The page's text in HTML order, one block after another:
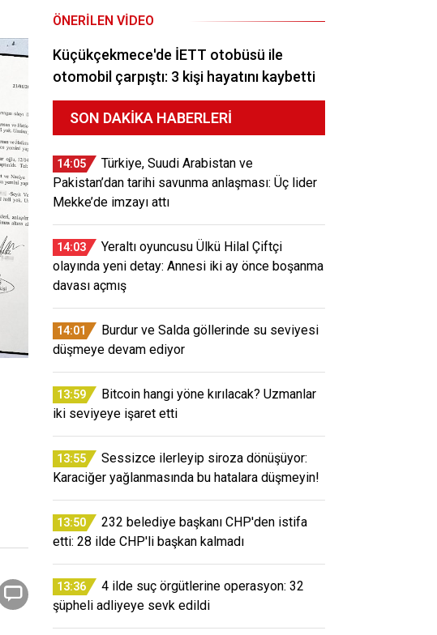
ÖNERILEN VIDEO
Küçükçekmece'de İETT otobüsü ile
otomobil çarpıştı: 3 kişi hayatını kaybetti
SON DAKIKA HABERLERI
14:05
Türkiye, Suudi Arabistan ve
Pakistan’dan tarihi savunma anlaşması: Üç lider
Mekke’de imzayı attı
14:03
Yeraltı oyuncusu Ülkü Hilal Çiftçi
olayında yeni detay: Annesi iki ay önce boşanma
davası açmış
14:01
Burdur ve Salda göllerinde su seviyesi
düşmeye devam ediyor
13:59
Bitcoin hangi yöne kırılacak? Uzmanlar
iki seviyeye işaret etti
13:55
Sessizce ilerleyip siroza dönüşüyor:
Karaciğer yağlanmasında bu hatalara düşmeyin!
13:50
232 belediye başkanı CHP'den istifa
etti: 28 ilde CHP'li başkan kalmadı
13:36
4 ilde suç örgütlerine operasyon: 32
şüpheli adliyeye sevk edildi